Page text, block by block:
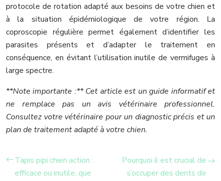
protocole de rotation adapté aux besoins de votre chien et
à la situation épidémiologique de votre région. La
coproscopie régulière permet également d’identifier les
parasites présents et d’adapter le traitement en
conséquence, en évitant l’utilisation inutile de vermifuges à
large spectre.
**Note importante :** Cet article est un guide informatif et
ne remplace pas un avis vétérinaire professionnel.
Consultez votre vétérinaire pour un diagnostic précis et un
plan de traitement adapté à votre chien.
Tapis pipi chien action :
efficace ou inutile, que
Pourquoi il est crucial de
s’occuper des dents de